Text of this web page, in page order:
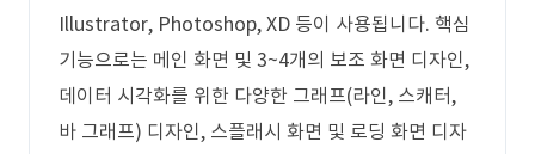
Illustrator, Photoshop, XD 등이 사용됩니다. 핵심
기능으로는 메인 화면 및 3~4개의 보조 화면 디자인,
데이터 시각화를 위한 다양한 그래프(라인, 스캐터,
바 그래프) 디자인, 스플래시 화면 및 로딩 화면 디자